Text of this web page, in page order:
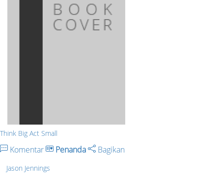
Think Big Act Small
Komentar Penanda Bagikan
Jason Jennings